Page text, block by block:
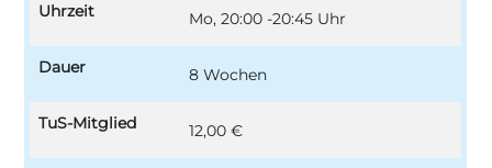
Uhrzeit Mo, 20:00 -20:45 Uhr
Dauer 8 Wochen
TuS-Mitglied 12,00 €